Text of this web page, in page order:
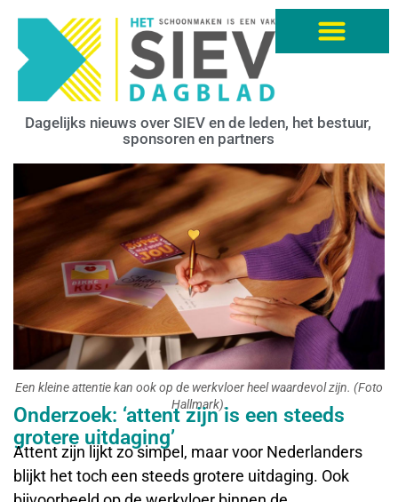
Een kleine attentie kan ook op de werkvloer heel waardevol zijn. (Foto
Hallmark).
Onderzoek: ‘attent zijn is een steeds
grotere uitdaging’
Attent zijn lijkt zo simpel, maar voor Nederlanders
blijkt het toch een steeds grotere uitdaging. Ook
bijvoorbeeld op de werkvloer binnen de
schoonmaakbranche.
Hoewel goede voornemens vaak draaien om meer
aandacht voor anderen, zegt 76% van de
Nederlanders zichzelf attent te vinden, een daling
ten opzichte van de 81% van vorig jaar. Dit blijkt uit
onderzoekvan Hallmark. Waarom lukt het ons
minder goed om attent te zijn, ondanks de beste
bedoelingen? En wie krijgt de meeste aandacht:
vrienden, familie of juist collega’s?